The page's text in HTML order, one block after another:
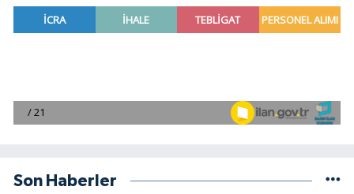
Son Haberler